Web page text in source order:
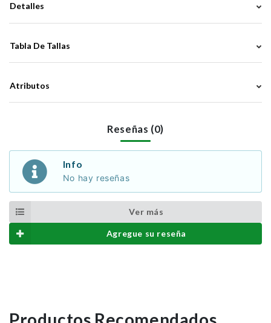
Detalles
Tabla De Tallas
Atributos
Reseñas (0)
Info
No hay reseñas
Ver más
Agregue su reseña